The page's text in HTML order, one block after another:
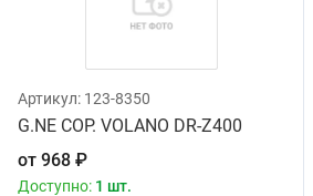
Артикул: 123-8350
G.NE COP. VOLANO DR-Z400
от 968 ₽
Доступно: 1 шт.